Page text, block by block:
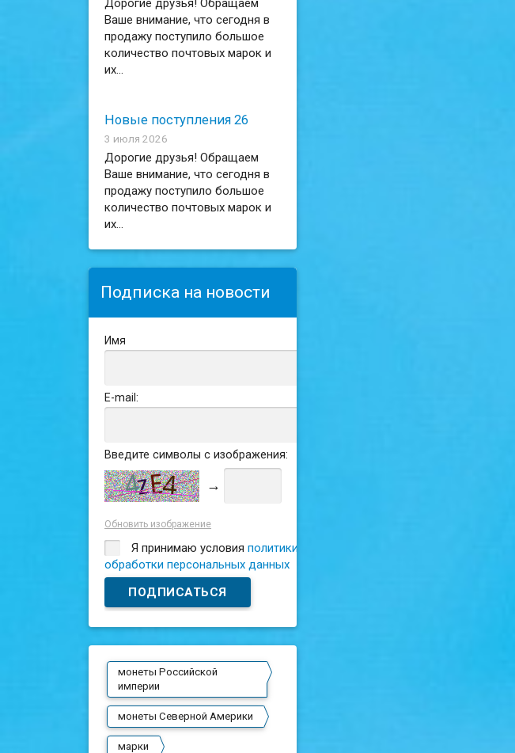
Дорогие друзья! Обращаем
Ваше внимание, что сегодня в
продажу поступило большое
количество почтовых марок и
их...
Новые поступления 26
3 июля 2026
Дорогие друзья! Обращаем
Ваше внимание, что сегодня в
продажу поступило большое
количество почтовых марок и
их...
Подписка на новости
Имя
E-mail:
Введите символы с изображения:
→
Обновить изображение
Я принимаю условияполитики
обработки персональных данных
монеты Российской
империи
монеты Северной Америки
марки